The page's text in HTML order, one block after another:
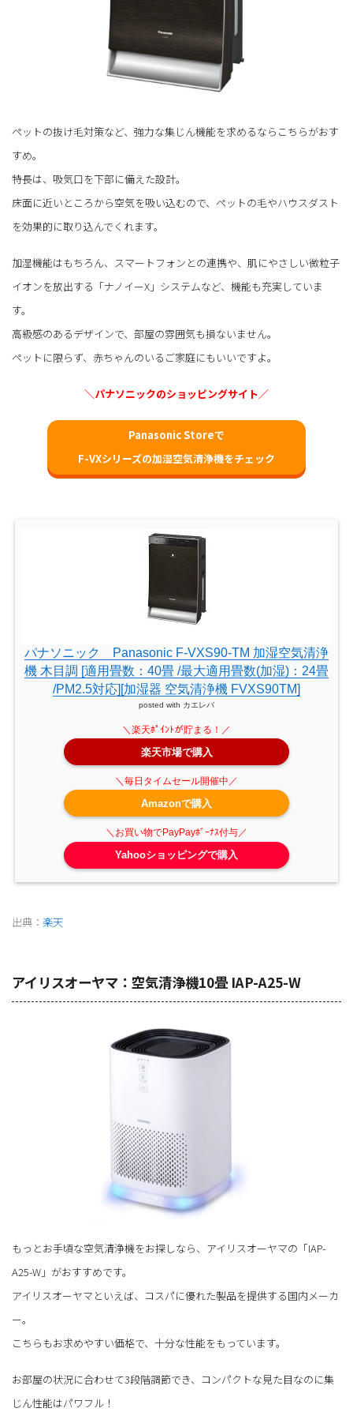
ペットの抜け毛対策など、強力な集じん機能を求めるならこちらがおす
すめ。
特長は、吸気口を下部に備えた設計。
床面に近いところから空気を吸い込むので、ペットの毛やハウスダスト
を効果的に取り込んでくれます。
加湿機能はもちろん、スマートフォンとの連携や、肌にやさしい微粒子
イオンを放出する「ナノイーX」システムなど、機能も充実していま
す。
高級感のあるデザインで、部屋の雰囲気も損ないません。
ペットに限らず、赤ちゃんのいるご家庭にもいいですよ。
＼パナソニックのショッピングサイト／
Panasonic Storeで
F-VXシリーズの加湿空気清浄機をチェック
パナソニック Panasonic F-VXS90-TM 加湿空気清浄
機 木目調 [適用畳数：40畳 /最大適用畳数(加湿)：24畳
/PM2.5対応][加湿器 空気清浄機 FVXS90TM]
posted with カエレバ
楽天市場で購入
Amazonで購入
Yahooショッピングで購入
出典： 楽天
アイリスオーヤマ：空気清浄機10畳 IAP-A25-W
もっとお手頃な空気清浄機をお探しなら、アイリスオーヤマの「IAP-
A25-W」がおすすめです。
アイリスオーヤマといえば、コスパに優れた製品を提供する国内メーカ
ー。
こちらもお求めやすい価格で、十分な性能をもっています。
お部屋の状況に合わせて3段階調節でき、コンパクトな見た目なのに集
じん性能はパワフル！